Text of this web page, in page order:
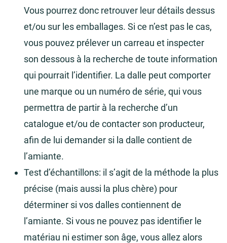
Vous pourrez donc retrouver leur détails dessus
et/ou sur les emballages. Si ce n’est pas le cas,
vous pouvez prélever un carreau et inspecter
son dessous à la recherche de toute information
qui pourrait l’identifier. La dalle peut comporter
une marque ou un numéro de série, qui vous
permettra de partir à la recherche d’un
catalogue et/ou de contacter son producteur,
afin de lui demander si la dalle contient de
l’amiante.
Test d’échantillons: il s’agit de la méthode la plus
précise (mais aussi la plus chère) pour
déterminer si vos dalles contiennent de
l’amiante. Si vous ne pouvez pas identifier le
matériau ni estimer son âge, vous allez alors